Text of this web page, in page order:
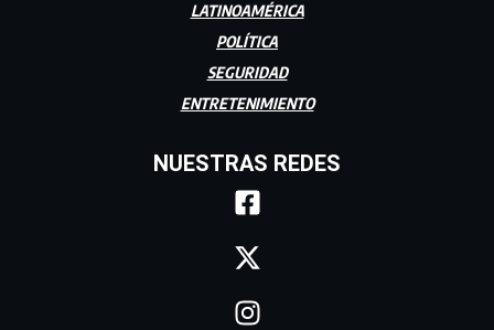
LATINOAMÉRICA
POLÍTICA
SEGURIDAD
ENTRETENIMIENTO
NUESTRAS REDES